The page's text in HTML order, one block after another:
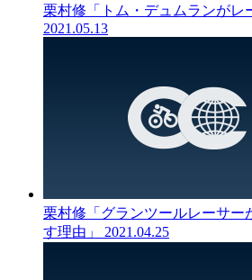
栗村修「トム・デュムランがレ
2021.05.13
栗村修「グランツールレーサー
す理由」
2021.04.25